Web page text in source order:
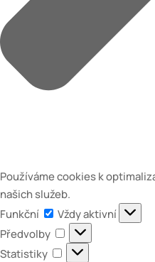
Používáme cookies k
našich služeb.
Funkční
Funkční
Vždy aktivní
Předvolby
Předvolby
Statistiky
Statistiky